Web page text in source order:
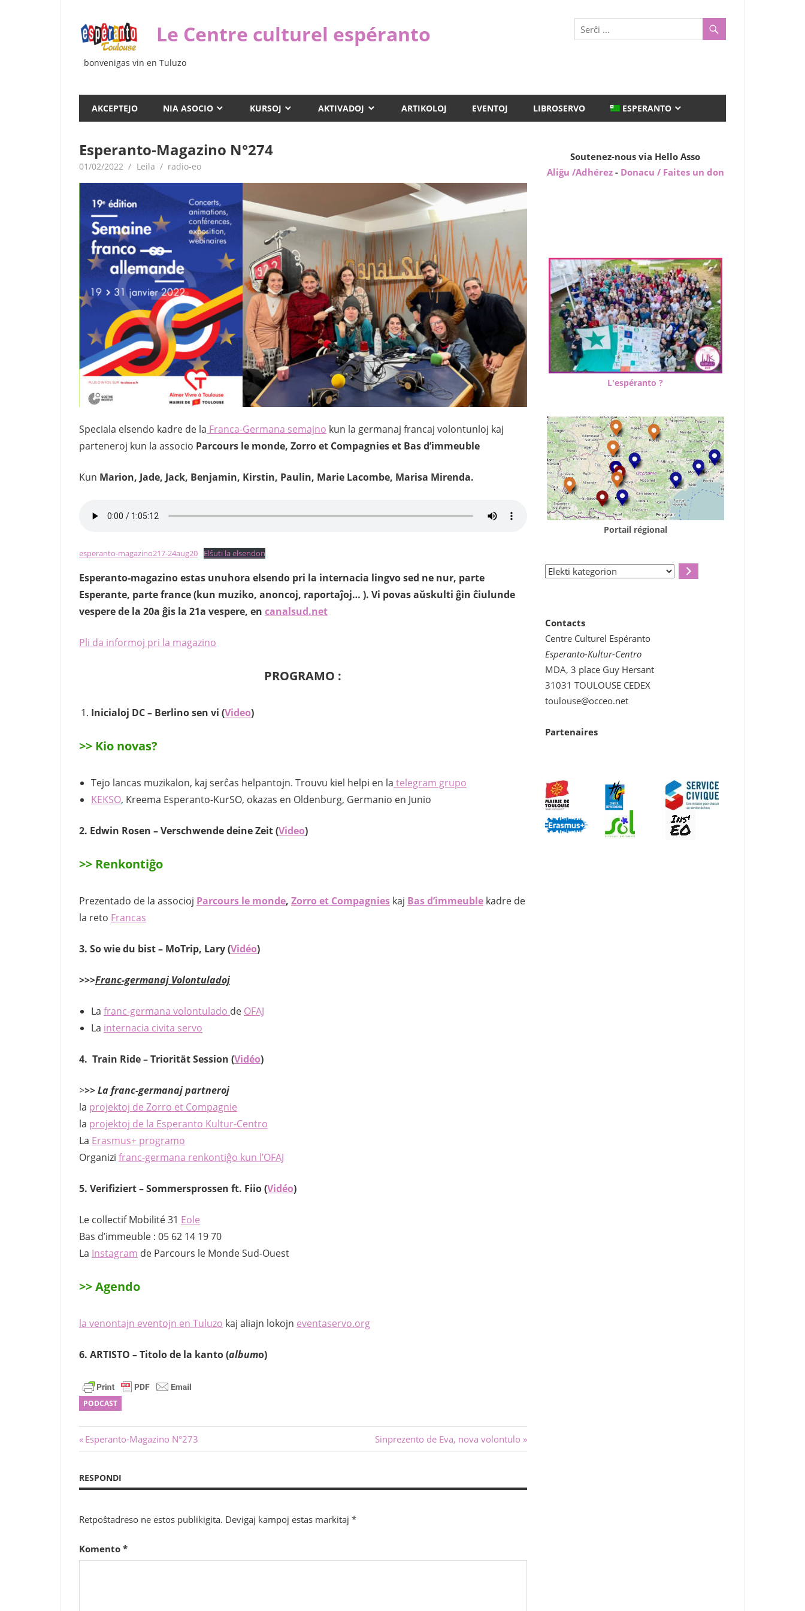
enhavo
Le Centre culturel espéranto
bonvenigas vin en Tuluzo
AKCEPTEJO NIA ASOCIO KURSOJ AKTIVADOJ ARTIKOLOJ EVENTOJ LIBROSERVO ESPERANTO
Esperanto-Magazino N°274
01/02/2022 Leila radio-eo
Speciala elsendo kadre de la Franca-Germana semajno kun la germanaj francaj volontunloj kaj
parteneroj kun la associo Parcours le monde, Zorro et Compagnies et Bas d’immeuble
Kun Marion, Jade, Jack, Benjamin, Kirstin, Paulin, Marie Lacombe, Marisa Mirenda.
esperanto-magazino217-24aug20 Elŝuti la elsendon
Esperanto-magazino estas unuhora elsendo pri la internacia lingvo sed ne nur, parte
Esperante, parte france (kun muziko, anoncoj, raportaĵoj… ). Vi povas aŭskulti ĝin ĉiulunde
vespere de la 20a ĝis la 21a vespere, en canalsud.net
Pli da informoj pri la magazino
PROGRAMO :
Inicialoj DC – Berlino sen vi (Video)
>> Kio novas?
Tejo lancas muzikalon, kaj serĉas helpantojn. Trouvu kiel helpi en la telegram grupo
KEKSO, Kreema Esperanto-KurSO, okazas en Oldenburg, Germanio en Junio
2. Edwin Rosen – Verschwende deine Zeit (Video)
>> Renkontiĝo
Prezentado de la associoj Parcours le monde, Zorro et Compagnies kaj Bas d’immeuble kadre de
la reto Francas
3. So wie du bist – MoTrip, Lary(Vidéo)
>>>Franc-germanaj Volontuladoj
La franc-germana volontulado de OFAJ
La internacia civita servo
4. Train Ride – Triorität Session (Vidéo)
>>> La franc-germanaj partneroj
la projektoj de Zorro et Compagnie
la projektoj de la Esperanto Kultur-Centro
La Erasmus+ programo
Organizi franc-germana renkontiĝo kun l’OFAJ
5. Verifiziert – Sommersprossen ft. Fiio(Vidéo)
Le collectif Mobilité 31 Eole
Bas d’immeuble : 05 62 14 19 70
La Instagram de Parcours le Monde Sud-Ouest
>> Agendo
la venontajn eventojn en Tuluzo kaj aliajn lokojn eventaservo.org
6. ARTISTO –Titolo de la kanto (albumo)
PODCAST
Navigado
afiŝoj
Antaŭa
afiŝo:
Esperanto-Magazino N°273
Sekva
afiŝo:
Sinprezento de Eva, nova volontulo
RESPONDI
Retpoŝtadreso ne estos publikigita. Devigaj kampoj estas markitaj *
Komento *
Soutenez-nous via Hello Asso
Aliĝu /Adhérez - Donacu / Faites un don
L'espéranto ?
Portail régional
Elekti
Contacts
Centre Culturel Espéranto
Esperanto-Kultur-Centro
MDA, 3 place Guy Hersant
31031 TOULOUSE CEDEX
toulouse@occeo.net
Partenaires